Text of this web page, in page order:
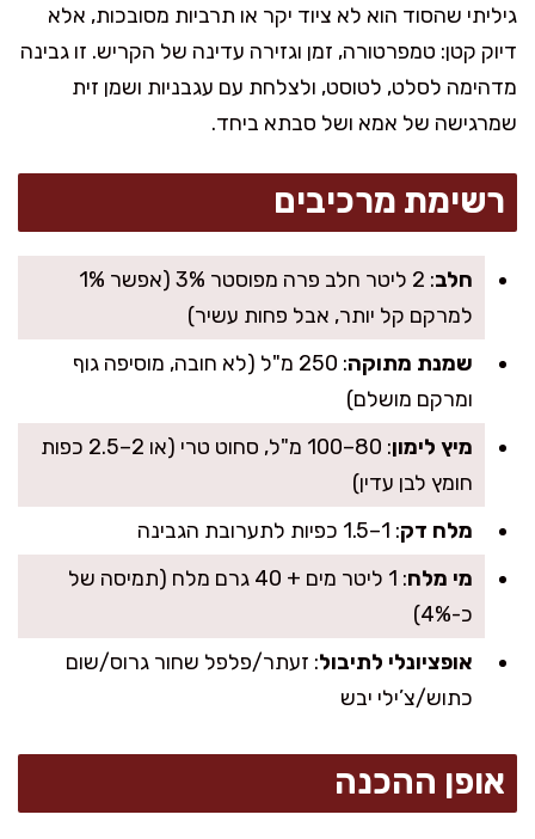
גיליתי שהסוד הוא לא ציוד יקר או תרביות מסובכות, אלא
דיוק קטן: טמפרטורה, זמן וגזירה עדינה של הקריש. זו גבינה
מדהימה לסלט, לטוסט, ולצלחת עם עגבניות ושמן זית
שמרגישה של אמא ושל סבתא ביחד.
רשימת מרכיבים
חלב
: 2 ליטר חלב פרה מפוסטר 3% (אפשר 1%
למרקם קל יותר, אבל פחות עשיר)
שמנת מתוקה
: 250 מ"ל (לא חובה, מוסיפה גוף
ומרקם מושלם)
מיץ לימון
: 80–100 מ"ל, סחוט טרי (או 2–2.5 כפות
חומץ לבן עדין)
מלח דק: 1–1.5 כפיות לתערובת הגבינה
מי מלח
: 1 ליטר מים + 40 גרם מלח (תמיסה של
כ-4%)
אופציונלי לתיבול: זעתר/פלפל שחור גרוס/שום
כתוש/צ’ילי יבש
אופן ההכנה